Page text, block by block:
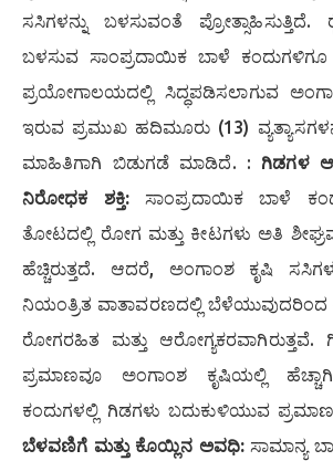
ಸಸಿಗಳನ್ನು ಬಳಸುವಂತೆ ಪ್ರೋತ್ಸಾಹಿಸುತ್ತಿದೆ.
ಬಳಸುವ ಸಾಂಪ್ರದಾಯಿಕ ಬಾಳೆ ಕಂದುಗಳಿಗೂ
ಪ್ರಯೋಗಾಲಯದಲ್ಲಿ ಸಿದ್ಧಪಡಿಸಲಾಗುವ
ಇರುವ ಪ್ರಮುಖ ಹದಿಮೂರು (13)
ಮಾಹಿತಿಗಾಗಿ ಬಿಡುಗಡೆ ಮಾಡಿದೆ. : ​ಗಿಡಗಳ
ನಿರೋಧಕ ಶಕ್ತಿ:ಸಾಂಪ್ರದಾಯಿಕ ಬಾಳೆ
ತೋಟದಲ್ಲಿ ರೋಗ ಮತ್ತು ಕೀಟಗಳು ಅತಿ
ಹೆಚ್ಚಿರುತ್ತದೆ. ಆದರೆ, ಅಂಗಾಂಶ ಕೃಷಿ
ನಿಯಂತ್ರಿತ ವಾತಾವರಣದಲ್ಲಿ ಬೆಳೆಯುವುದರಿಂದ
ರೋಗರಹಿತ ಮತ್ತು
ಪ್ರಮಾಣವೂ ಅಂಗಾಂಶ ಕೃಷಿಯಲ್ಲಿ
ಕಂದುಗಳಲ್ಲಿ ಗಿಡಗಳು ಬದುಕುಳಿಯುವ
ಬೆಳವಣಿಗೆ ಮತ್ತು ಕೊಯ್ಲಿನ ಅವಧಿ:ಸಾಮಾನ್ಯ